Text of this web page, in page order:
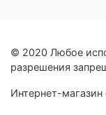
© 2020 Любое
разрешения
Интернет-магазин